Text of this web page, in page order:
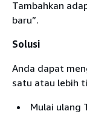
Tambahkan
baru”.
Solusi
Anda dapat
satu atau lebih
Mulai ulang